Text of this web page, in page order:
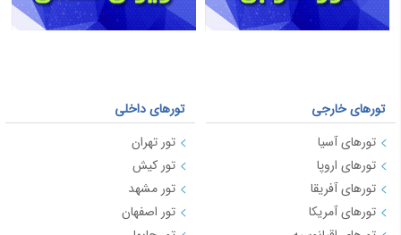
تورهای خارجی
تورهای آسیا
تورهای اروپا
تورهای آفریقا
تورهای آمریکا
تورهای داخلی
تور تهران
تور کیش
تور مشهد
تور اصفهان